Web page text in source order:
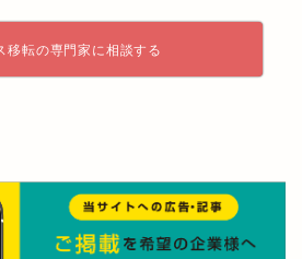
移転の専門家に相談する